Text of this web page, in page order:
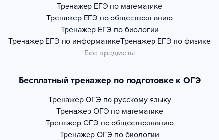
Тренажер ЕГЭ по математике
Тренажер ЕГЭ по обществознанию
Тренажер ЕГЭ по биологии
Тренажер ЕГЭ по информатикеТренажер ЕГЭ по физике
Все предметы
Бесплатный тренажер по подготовке к ОГЭ
Тренажер ОГЭ по русскому языку
Тренажер ОГЭ по математике
Тренажер ОГЭ по обществознанию
Тренажер ОГЭ по биологии